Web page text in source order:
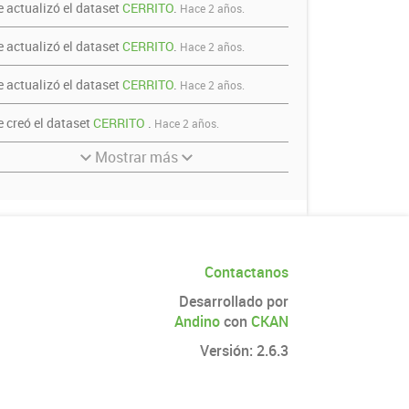
actualizó el dataset CERRITO. Hace 2 años.
actualizó el dataset CERRITO. Hace 2 años.
actualizó el dataset CERRITO. Hace 2 años.
creó el dataset CERRITO . Hace 2 años.
Mostrar más
Contactanos
Desarrollado por
Andinocon CKAN
Versión: 2.6.3